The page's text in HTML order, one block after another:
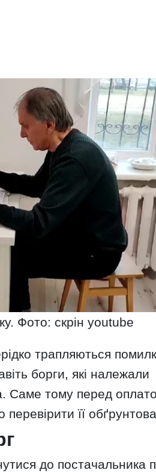
Фото: скрін youtube
трапляються
борги, які належали
Саме тому перед
її
до постачальника